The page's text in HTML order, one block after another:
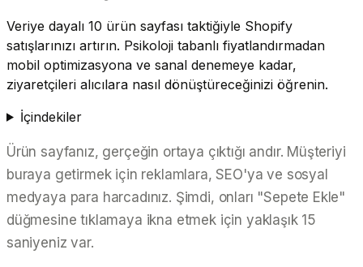
Veriye dayalı 10 ürün sayfası taktiğiyle Shopify
satışlarınızı artırın. Psikoloji tabanlı fiyatlandırmadan
mobil optimizasyona ve sanal denemeye kadar,
ziyaretçileri alıcılara nasıl dönüştüreceğinizi öğrenin.
İçindekiler
Ürün sayfanız, gerçeğin ortaya çıktığı andır. Müşteriyi
buraya getirmek için reklamlara, SEO'ya ve sosyal
medyaya para harcadınız. Şimdi, onları "Sepete Ekle"
düğmesine tıklamaya ikna etmek için yaklaşık 15
saniyeniz var.